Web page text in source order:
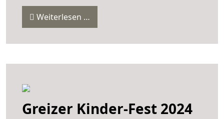
Weiterlesen …
Greizer Kinder-Fest 2024